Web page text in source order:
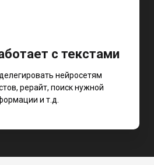
с текстами
нейросетям
рерайт, поиск нужной
и т.д.